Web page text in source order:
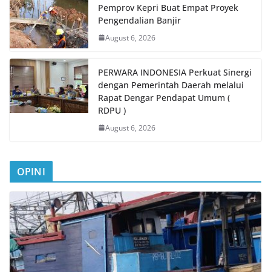
Pemprov Kepri Buat Empat Proyek
Pengendalian Banjir
August 6, 2026
PERWARA INDONESIA Perkuat Sinergi
dengan Pemerintah Daerah melalui
Rapat Dengar Pendapat Umum (
RDPU )
August 6, 2026
OPINI